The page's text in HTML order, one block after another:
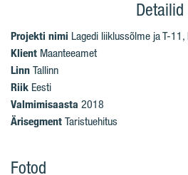
Detailid
Projekti nimi Lagedi liiklussõlme ja T-
Klient Maanteeamet
Linn Tallinn
Riik Eesti
Valmimisaasta 2018
Ärisegment Taristuehitus
Fotod